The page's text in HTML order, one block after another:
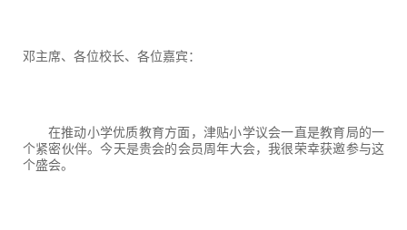
邓主席、各位校长、各位嘉宾：
在推动小学优质教育方面，津贴小学议会一直是教育局的一
个紧密伙伴。今天是贵会的会员周年大会，我很荣幸获邀参与这
个盛会。